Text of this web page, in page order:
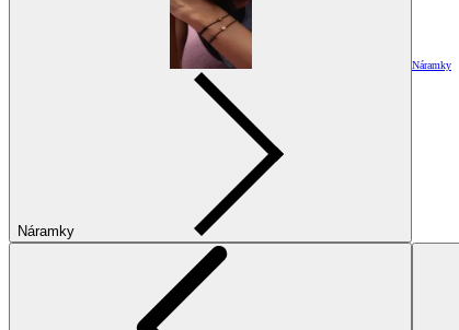
Náramky
Náramky